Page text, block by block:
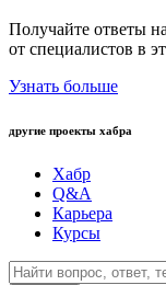
Получайте ответы
от специалистов в
Узнать больше
другие проекты хабра
Хабр
Q&A
Карьера
Курсы